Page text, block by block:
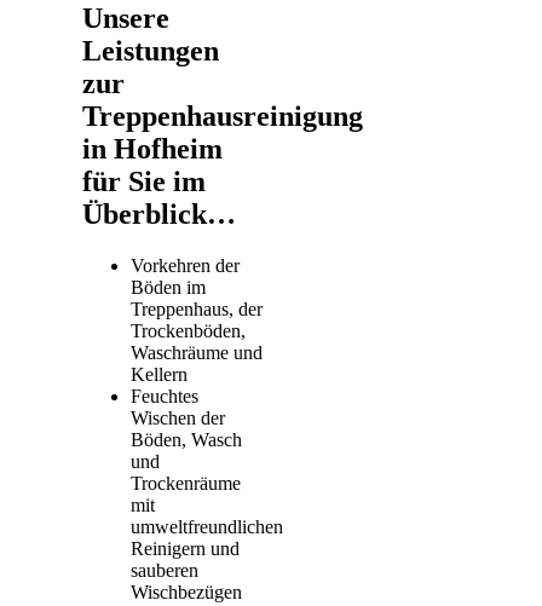
Unsere
Leistungen
zur
Treppenhausreinigung
in Hofheim
für Sie im
Überblick…
Vorkehren der
Böden im
Treppenhaus, der
Trockenböden,
Waschräume und
Kellern
Feuchtes
Wischen der
Böden, Wasch
und
Trockenräume
mit
umweltfreundlichen
Reinigern und
sauberen
Wischbezügen